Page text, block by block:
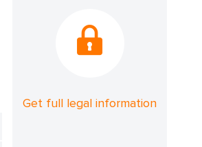
Get full legal information